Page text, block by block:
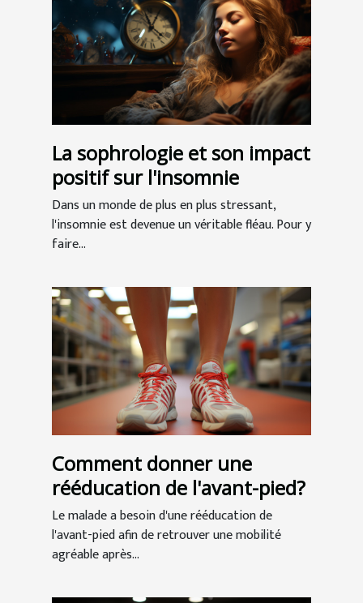
La sophrologie et son impact
positif sur l'insomnie
Dans un monde de plus en plus stressant,
l'insomnie est devenue un véritable fléau. Pour y
faire...
Comment donner une
rééducation de l'avant-pied?
Le malade a besoin d'une rééducation de
l'avant-pied afin de retrouver une mobilité
agréable après...